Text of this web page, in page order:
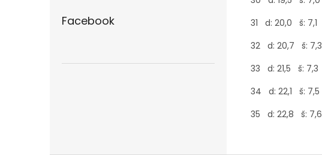
Facebook
31 d: 20,0 š: 7,1
32 d: 20,7 š: 7,3
33 d: 21,5 š: 7,3
34 d: 22,1 š: 7,5
35 d: 22,8 š: 7,6